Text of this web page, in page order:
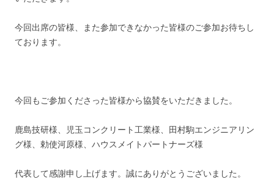
今回出席の皆様、また参加できなかった皆様のご参加お待ちし
ております。
今回もご参加くださった皆様から協賛をいただきました。
鹿島技研様、児玉コンクリート工業様、田村駒エンジニアリン
グ様、勅使河原様、ハウスメイトパートナーズ様
代表して感謝申し上げます。誠にありがとうございました。